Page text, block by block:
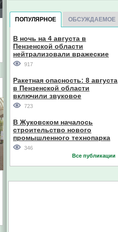
ПОПУЛЯРНОЕ ОБСУЖДАЕМОЕ
В ночь на 4 августа в
Пензенской области
нейтрализовали вражеские
дроны
917
Ракетная опасность: 8 августа
в Пензенской области
включили звуковое
оповещение
723
В Жуковском началось
строительство нового
промышленного технопарка
346
Все публикации